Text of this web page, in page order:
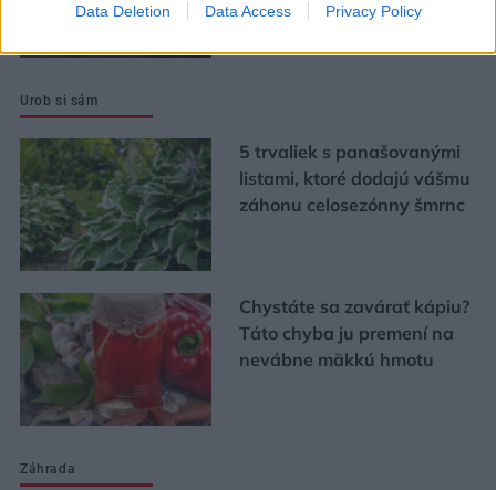
Data Deletion Data Access Privacy Policy
bývania
Urob si sám
5 trvaliek s panašovanými
listami, ktoré dodajú vášmu
záhonu celosezónny šmrnc
Chystáte sa zavárať kápiu?
Táto chyba ju premení na
nevábne mäkkú hmotu
Záhrada